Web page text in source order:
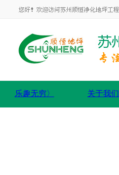
乐趣无穷〉 关于我们